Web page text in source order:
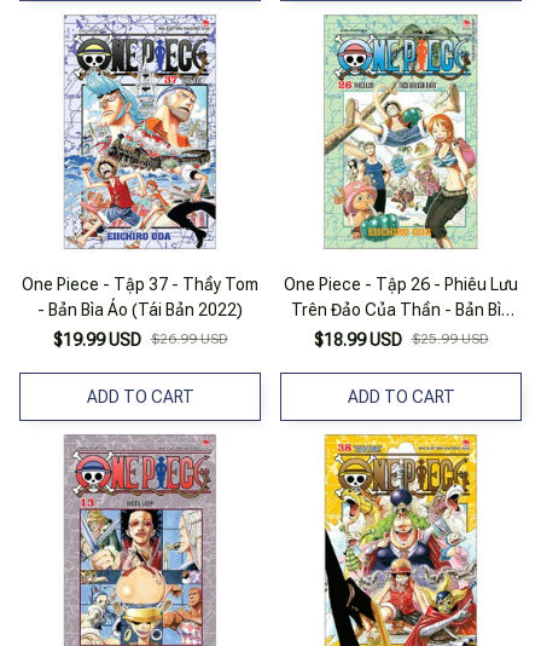
One Piece - Tập 37 - Thầy Tom
- Bản Bìa Áo (Tái Bản 2022)
$19.99 USD $26.99 USD
ADD TO CART
One Piece - Tập 26 - Phiêu Lưu
Trên Đảo Của Thần - Bản Bìa
Áo (Tái Bản 2025)
$18.99 USD $25.99 USD
ADD TO CART